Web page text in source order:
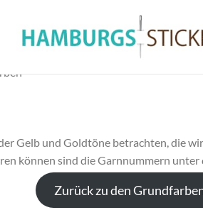
Gelb und Goldtöne betrachten, die
können sind die Garnnummern
Zurück zu den